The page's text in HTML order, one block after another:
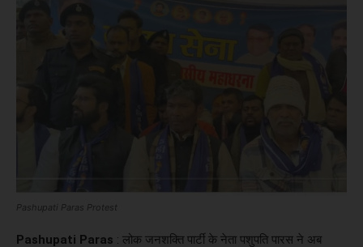
Pashupati Paras Protest
Pashupati Paras : लोक जनशक्ति पार्टी के नेता पशुपति पारस ने अब